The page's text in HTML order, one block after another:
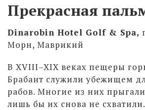
Прекрасная
Dinarobin Hotel Golf & Spa,
Морн, Маврикий
В XVIII–XIX веках пещеры
Брабант служили убежищем
рабов. Многие из них
лишь бы их снова не